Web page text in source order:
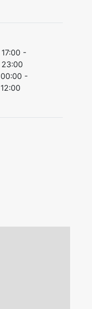
17:00 -
23:00
00:00 -
12:00